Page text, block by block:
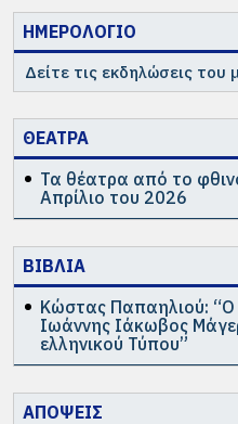
ΗΜΕΡΟΛΟΓΙΟ
Δείτε τις εκδηλώσεις του
ΘΕΑΤΡΑ
Τα θέατρα από το
Απρίλιο του 2026
ΒΙΒΛΙΑ
Κώστας Παπαηλιού: “Ο
Ιωάννης Ιάκωβος
ελληνικού Τύπου”
ΑΠΟΨΕΙΣ